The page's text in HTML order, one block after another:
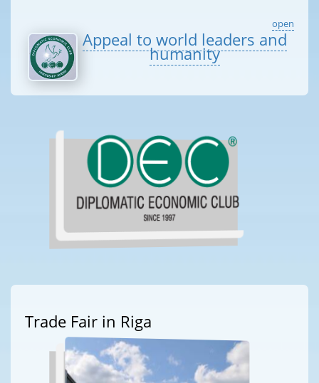
open
Appeal to world leaders and
humanity
Trade Fair in Riga